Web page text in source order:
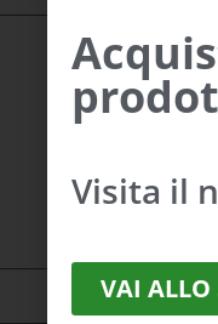
Visita il
VAI ALLO